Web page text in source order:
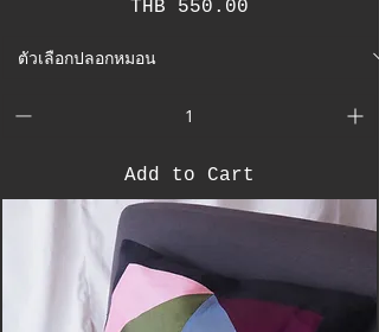
Price
THB 550.00
Add to Cart